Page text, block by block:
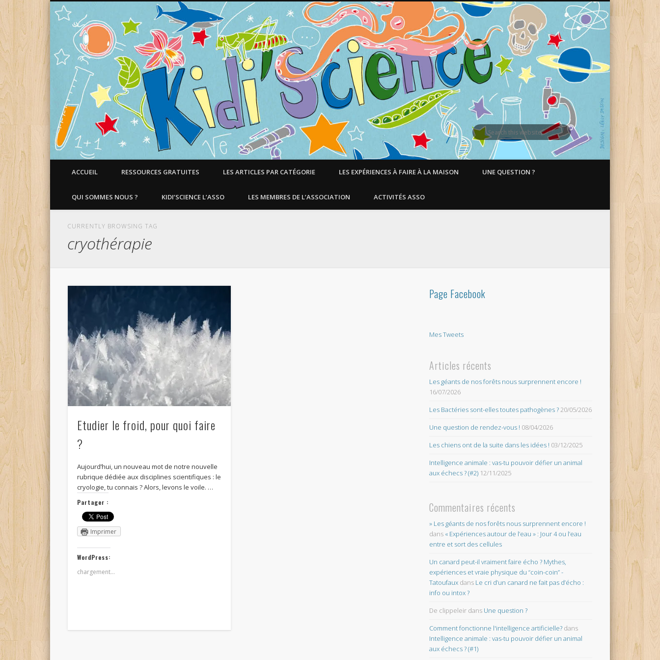
Faire aimer les Sciences aux Enfants !
ACCUEIL RESSOURCES GRATUITES LES ARTICLES PAR CATÉGORIE LES EXPÉRIENCES À FAIRE À LA MAISON UNE QUESTION ?
QUI SOMMES NOUS ? KIDI’SCIENCE L’ASSO LES MEMBRES DE L’ASSOCIATION ACTIVITÉS ASSO
CURRENTLY BROWSING TAG
cryothérapie
Etudier le froid, pour quoi faire
?
Aujourd’hui, un nouveau mot de notre nouvelle
rubrique dédiée aux disciplines scientifiques : le
cryologie, tu connais ? Alors, levons le voile. …
Partager :
Imprimer
WordPress:
chargement…
Page Facebook
Mes Tweets
Articles récents
Les géants de nos forêts nous surprennent encore !
16/07/2026
Les Bactéries sont-elles toutes pathogènes ?20/05/2026
Une question de rendez-vous ! 08/04/2026
Les chiens ont de la suite dans les idées ! 03/12/2025
Intelligence animale : vas-tu pouvoir défier un animal
aux échecs ? (#2) 12/11/2025
Commentaires récents
» Les géants de nos forêts nous surprennent encore !
dans « Expériences autour de l’eau » : Jour 4 ou l’eau
entre et sort des cellules
Un canard peut-il vraiment faire écho ? Mythes,
expériences et vraie physique du “coin-coin” -
Tatoufaux dans Le cri d’un canard ne fait pas d’écho :
info ou intox ?
De clippeleir dans Une question ?
Comment fonctionne l'intelligence artificielle? dans
Intelligence animale : vas-tu pouvoir défier un animal
aux échecs ? (#1)